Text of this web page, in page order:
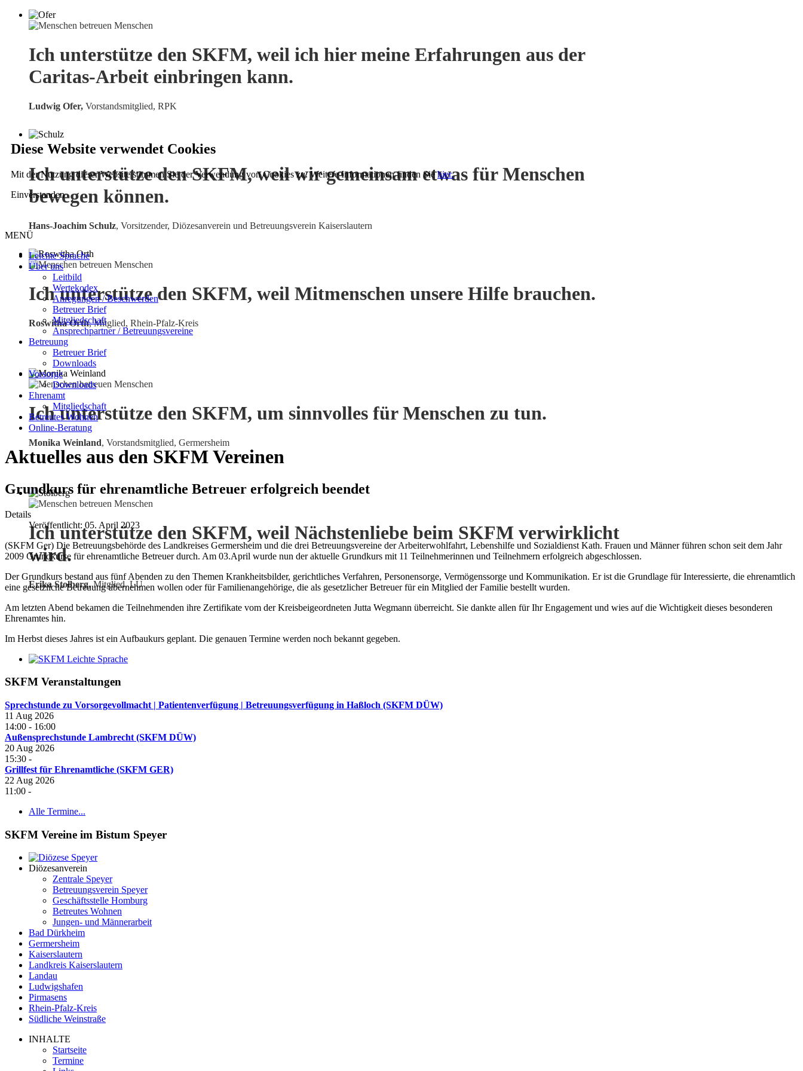
Ich unterstütze den SKFM, weil ich hier meine Erfahrungen aus der
Caritas-Arbeit einbringen kann.
Ludwig Ofer, Vorstandsmitglied, RPK
Ich unterstütze den SKFM, weil wir gemeinsam etwas für Menschen
bewegen können.
Hans-Joachim Schulz, Vorsitzender, Diözesanverein und Betreuungsverein Kaiserslautern
Ich unterstütze den SKFM, weil Mitmenschen unsere Hilfe brauchen.
Roswitha Orth, Mitglied, Rhein-Pfalz-Kreis
Ich unterstütze den SKFM, um sinnvolles für Menschen zu tun.
Monika Weinland, Vorstandsmitglied, Germersheim
Ich unterstütze den SKFM, weil Nächstenliebe beim SKFM verwirklicht
wird.
Erika Stolberg,Mitglied, LU
Diese Website verwendet Cookies
Mit der Nutzung dieser Website stimmen Sie der Verwendung von Cookies zu. Weitere Informationen finden Siehier.
Einverstanden
MENÜ
Leichte Sprache
Über uns
Leitbild
Wertekodex
Anregungen / Beschwerden
Betreuer Brief
Mitgliedschaft
Ansprechpartner / Betreuungsvereine
Betreuung
Betreuer Brief
Downloads
Vorsorge
Downloads
Ehrenamt
Mitgliedschaft
Betreutes Wohnen
Online-Beratung
Aktuelles aus den SKFM Vereinen
Grundkurs für ehrenamtliche Betreuer erfolgreich beendet
Details
Veröffentlicht: 05. April 2023
(SKFM Ger) Die Betreuungsbehörde des Landkreises Germersheim und die drei Betreuungsvereine der Arbeiterwohlfahrt, Lebenshilfe und Sozialdienst Kath. Frauen und Männer führen schon seit dem Jahr
2009 Grundkurse für ehrenamtliche Betreuer durch. Am 03.April wurde nun der aktuelle Grundkurs mit 11 Teilnehmerinnen und Teilnehmern erfolgreich abgeschlossen.
Der Grundkurs bestand aus fünf Abenden zu den Themen Krankheitsbilder, gerichtliches Verfahren, Personensorge, Vermögenssorge und Kommunikation. Er ist die Grundlage für Interessierte, die ehrenamtlich
eine gesetzliche Betreuung übernehmen wollen oder für Familienangehörige, die als gesetzlicher Betreuer für ein Mitglied der Familie bestellt wurden.
Am letzten Abend bekamen die Teilnehmenden ihre Zertifikate vom der Kreisbeigeordneten Jutta Wegmann überreicht. Sie dankte allen für Ihr Engagement und wies auf die Wichtigkeit dieses besonderen
Ehrenamtes hin.
Im Herbst dieses Jahres ist ein Aufbaukurs geplant. Die genauen Termine werden noch bekannt gegeben.
SKFM Veranstaltungen
Sprechstunde zu Vorsorgevollmacht | Patientenverfügung | Betreuungsverfügung in Haßloch (SKFM DÜW)
11 Aug 2026
14:00 - 16:00
Außensprechstunde Lambrecht (SKFM DÜW)
20 Aug 2026
15:30 -
Grillfest für Ehrenamtliche (SKFM GER)
22 Aug 2026
11:00 -
Alle Termine...
SKFM Vereine im Bistum Speyer
Diözesanverein
Zentrale Speyer
Betreuungsverein Speyer
Geschäftsstelle Homburg
Betreutes Wohnen
Jungen- und Männerarbeit
Bad Dürkheim
Germersheim
Kaiserslautern
Landkreis Kaiserslautern
Landau
Ludwigshafen
Pirmasens
Rhein-Pfalz-Kreis
Südliche Weinstraße
INHALTE
Startseite
Termine